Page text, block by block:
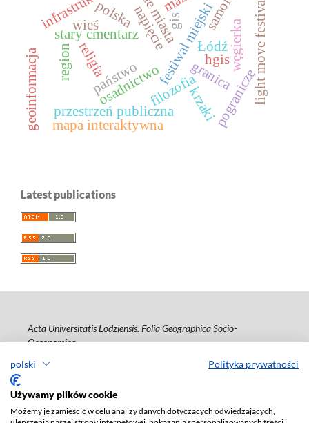
polski Polityka prywatności
Używamy plików cookie
Możemy je zamieścić w celu analizy danych dotyczących odwiedzających,
granica
filozofia
napięcie
państwo pogranicze
religia festiwal miejski
przestrzeń publiczna
light move festival
Łódź
mapa interaktywna
stary cmentarz
geoinformacja
gis
osadnictwo
węgierka
hgis
polska
region
krzaki
wieś
Latest publications
Acta Universitatis Lodziensis. Folia Geographica Socio-
Oeconomica
ISSN: 1508-1117
Deklaracja dostępności